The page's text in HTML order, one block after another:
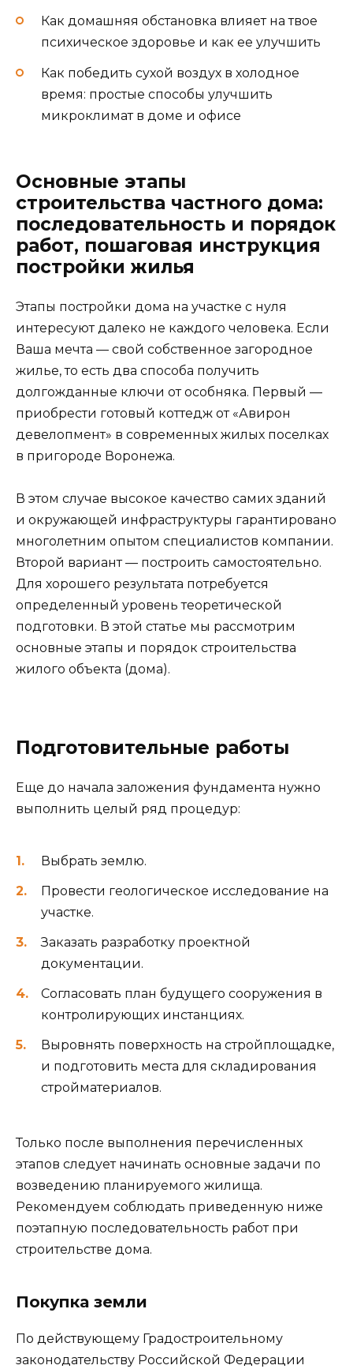
Как домашняя обстановка влияет на твое
психическое здоровье и как ее улучшить
Как победить сухой воздух в холодное
время: простые способы улучшить
микроклимат в доме и офисе
Основные этапы
строительства частного дома:
последовательность и порядок
работ, пошаговая инструкция
постройки жилья
Этапы постройки дома на участке с нуля
интересуют далеко не каждого человека. Если
Ваша мечта — свой собственное загородное
жилье, то есть два способа получить
долгожданные ключи от особняка. Первый —
приобрести готовый коттедж от «Авирон
девелопмент» в современных жилых поселках
в пригороде Воронежа.
В этом случае высокое качество самих зданий
и окружающей инфраструктуры гарантировано
многолетним опытом специалистов компании.
Второй вариант — построить самостоятельно.
Для хорошего результата потребуется
определенный уровень теоретической
подготовки. В этой статье мы рассмотрим
основные этапы и порядок строительства
жилого объекта (дома).
Подготовительные работы
Еще до начала заложения фундамента нужно
выполнить целый ряд процедур:
Выбрать землю.
Провести геологическое исследование на
участке.
Заказать разработку проектной
документации.
Согласовать план будущего сооружения в
контролирующих инстанциях.
Выровнять поверхность на стройплощадке,
и подготовить места для складирования
стройматериалов.
Только после выполнения перечисленных
этапов следует начинать основные задачи по
возведению планируемого жилища.
Рекомендуем соблюдать приведенную ниже
поэтапную последовательность работ при
строительстве дома.
Покупка земли
По действующему Градостроительному
законодательству Российской Федерации